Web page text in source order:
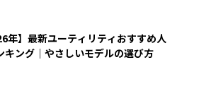
年】最新ユーティリティおすすめ人
キング｜やさしいモデルの選び方